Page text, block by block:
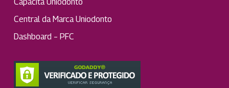
Central da Marca Uniodonto
Dashboard – PFC